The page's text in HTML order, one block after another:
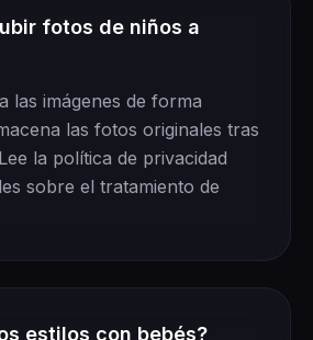
fotos de niños a
las imágenes de forma
las fotos originales tras
la política de privacidad
sobre el tratamiento de
estilos con bebés?